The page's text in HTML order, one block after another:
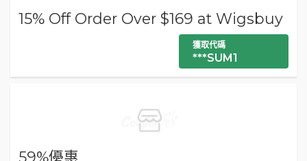
15% Off Order Over $169 at Wigsbuy
獲取代碼
***SUM1
59%優惠